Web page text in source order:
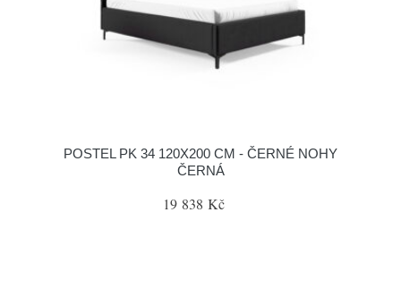
POSTEL PK 34 120X200 CM - ČERNÉ NOHY
ČERNÁ
19 838 Kč